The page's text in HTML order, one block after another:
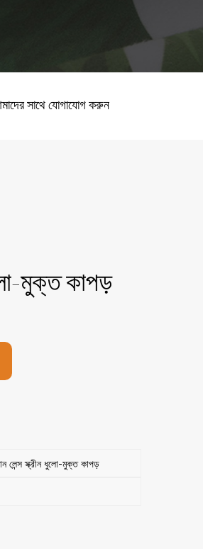
সাথে যোগাযোগ করুন
মুক্ত কাপড়
লেন্স স্ক্রীন ধুলো-মুক্ত কাপড়